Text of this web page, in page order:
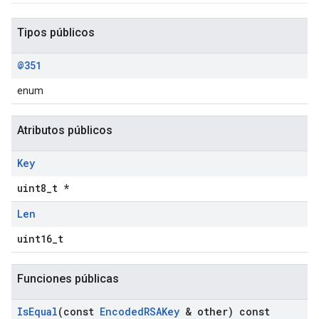
Tipos públicos
@351
enum
Atributos públicos
Key
uint8_t *
Len
uint16_t
Funciones públicas
IsEqual(const EncodedRSAKey & other) const